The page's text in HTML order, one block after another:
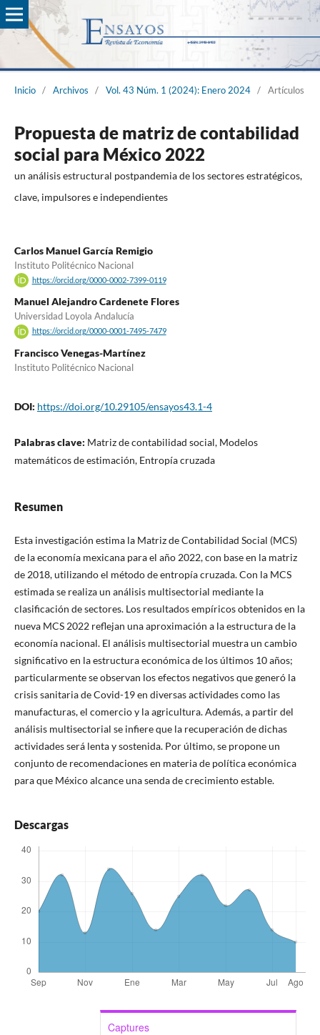
Inicio / Archivos / Vol. 43 Núm. 1 (2024): Enero 2024 / Artículos
Propuesta de matriz de contabilidad
social para México 2022
un análisis estructural postpandemia de los sectores estratégicos,
clave, impulsores e independientes
Carlos Manuel García Remigio
Instituto Politécnico Nacional
https://orcid.org/0000-0002-7399-0119
Manuel Alejandro Cardenete Flores
Universidad Loyola Andalucía
https://orcid.org/0000-0001-7495-7479
Francisco Venegas-Martínez
Instituto Politécnico Nacional
DOI: https://doi.org/10.29105/ensayos43.1-4
Palabras clave: Matriz de contabilidad social, Modelos
matemáticos de estimación, Entropía cruzada
Resumen
Esta investigación estima la Matriz de Contabilidad Social (MCS)
de la economía mexicana para el año 2022, con base en la matriz
de 2018, utilizando el método de entropía cruzada. Con la MCS
estimada se realiza un análisis multisectorial mediante la
clasificación de sectores. Los resultados empíricos obtenidos en la
nueva MCS 2022 reflejan una aproximación a la estructura de la
economía nacional. El análisis multisectorial muestra un cambio
significativo en la estructura económica de los últimos 10 años;
particularmente se observan los efectos negativos que generó la
crisis sanitaria de Covid-19 en diversas actividades como las
manufacturas, el comercio y la agricultura. Además, a partir del
análisis multisectorial se infiere que la recuperación de dichas
actividades será lenta y sostenida. Por último, se propone un
conjunto de recomendaciones en materia de política económica
para que México alcance una senda de crecimiento estable.
Descargas
Captures